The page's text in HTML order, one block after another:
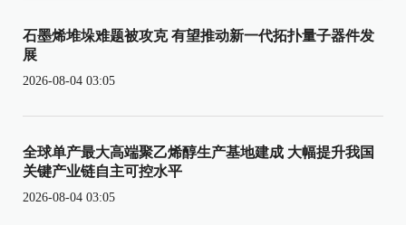
石墨烯堆垛难题被攻克 有望推动新一代拓扑量子器件发
展
2026-08-04 03:05
全球单产最大高端聚乙烯醇生产基地建成 大幅提升我国
关键产业链自主可控水平
2026-08-04 03:05